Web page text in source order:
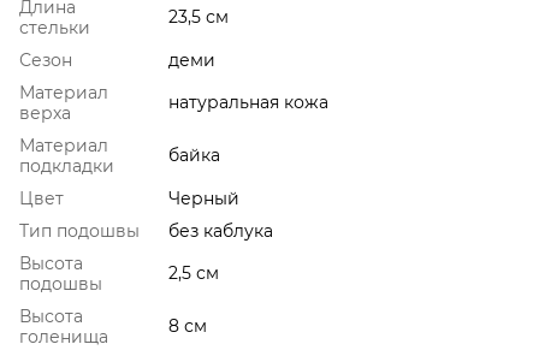
Длина
стельки
23,5 см
Сезон
деми
Материал
верха
натуральная кожа
Материал
подкладки
байка
Цвет
Черный
Тип подошвы
без каблука
Высота
подошвы
2,5 см
Высота
голенища
8 см